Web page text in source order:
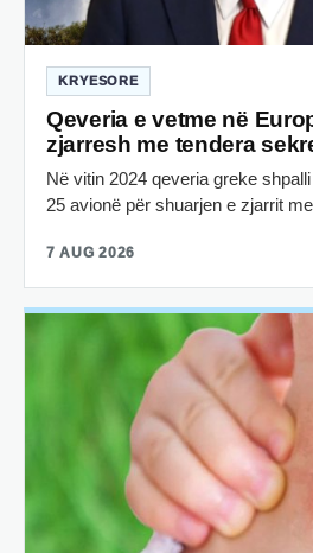
KRYESORE
Qeveria e vetme në
zjarresh me tendera
Në vitin 2024 qeveria greke
25 avionë për shuarjen e zjarrit
7 AUG 2026